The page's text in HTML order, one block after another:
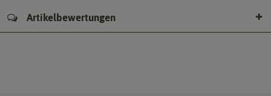
Artikelbewertungen